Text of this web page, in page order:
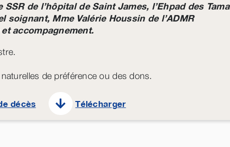
de l’hôpital de Saint James, l’Ehpad des
soignant, Mme Valérie Houssin de l’ADMR
accompagnement.
de préférence ou des dons.
décès Télécharger